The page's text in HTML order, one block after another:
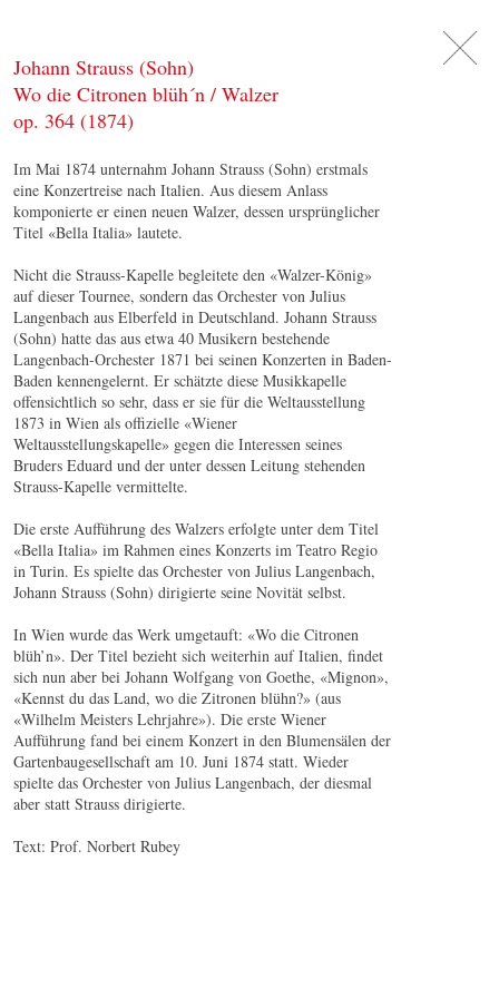
Johann Strauss (Sohn)
Wo die Citronen blüh´n / Walzer
op. 364 (1874)
Im Mai 1874 unternahm Johann Strauss (Sohn) erstmals
eine Konzertreise nach Italien. Aus diesem Anlass
komponierte er einen neuen Walzer, dessen ursprünglicher
Titel «Bella Italia» lautete.
Nicht die Strauss-Kapelle begleitete den «Walzer-König»
auf dieser Tournee, sondern das Orchester von Julius
Langenbach aus Elberfeld in Deutschland. Johann Strauss
(Sohn) hatte das aus etwa 40 Musikern bestehende
Langenbach-Orchester 1871 bei seinen Konzerten in Baden-
Baden kennengelernt. Er schätzte diese Musikkapelle
offensichtlich so sehr, dass er sie für die Weltausstellung
1873 in Wien als offizielle «Wiener
Weltausstellungskapelle» gegen die Interessen seines
Bruders Eduard und der unter dessen Leitung stehenden
Strauss-Kapelle vermittelte.
Die erste Aufführung des Walzers erfolgte unter dem Titel
«Bella Italia» im Rahmen eines Konzerts im Teatro Regio
in Turin. Es spielte das Orchester von Julius Langenbach,
Johann Strauss (Sohn) dirigierte seine Novität selbst.
In Wien wurde das Werk umgetauft: «Wo die Citronen
blüh’n». Der Titel bezieht sich weiterhin auf Italien, findet
sich nun aber bei Johann Wolfgang von Goethe, «Mignon»,
«Kennst du das Land, wo die Zitronen blühn?» (aus
«Wilhelm Meisters Lehrjahre»). Die erste Wiener
Aufführung fand bei einem Konzert in den Blumensälen der
Gartenbaugesellschaft am 10. Juni 1874 statt. Wieder
spielte das Orchester von Julius Langenbach, der diesmal
aber statt Strauss dirigierte.
Text: Prof. Norbert Rubey